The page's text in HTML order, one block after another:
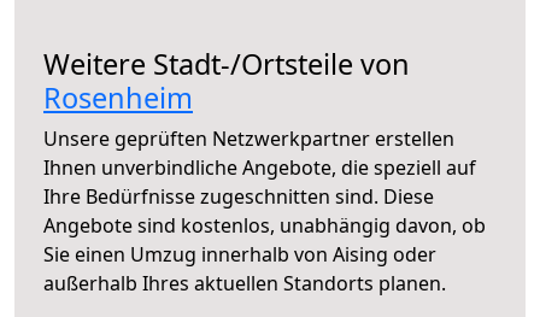
Weitere Stadt-/Ortsteile von
Rosenheim
Unsere geprüften Netzwerkpartner erstellen
Ihnen unverbindliche Angebote, die speziell auf
Ihre Bedürfnisse zugeschnitten sind. Diese
Angebote sind kostenlos, unabhängig davon, ob
Sie einen Umzug innerhalb von Aising oder
außerhalb Ihres aktuellen Standorts planen.